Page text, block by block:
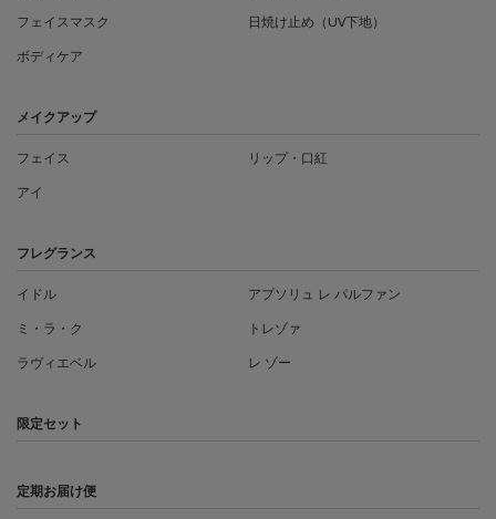
フェイスマスク 日焼け止め（UV下地）
ボディケア
メイクアップ
フェイス リップ・口紅
アイ
フレグランス
イドル アプソリュ レ パルファン
ミ・ラ・ク トレゾァ
ラヴィエベル レ ゾー
限定セット
定期お届け便